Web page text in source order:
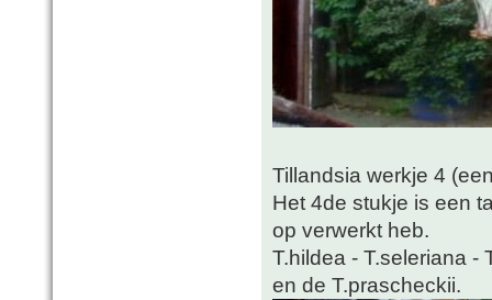
Tillandsia werkje 4
Het 4de stukje is een
op verwerkt heb.
T.hildea - T.seleriana -
en de T.prascheckii.